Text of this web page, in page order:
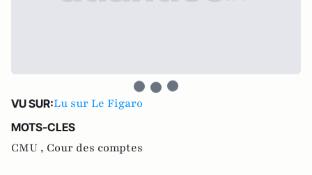
VU SUR:Lu sur Le Figaro
MOTS-CLES
CMU , Cour des comptes